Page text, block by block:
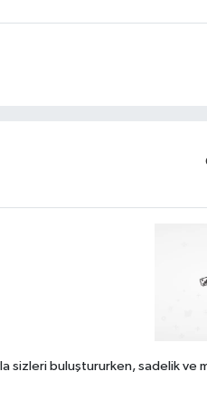
sizleri buluştururken, sadelik ve